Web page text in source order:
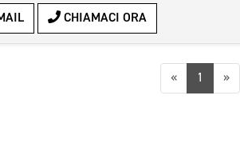
CHIAMACI ORA
«Precedente
1 »